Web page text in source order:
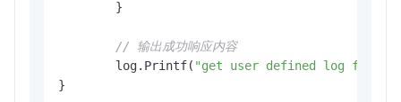
// 输出成功响应内容
	log.Printf(
"get user defined log fields